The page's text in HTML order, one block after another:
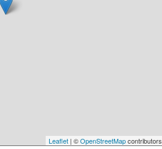
Leaflet | ©OpenStreetMapcontributors